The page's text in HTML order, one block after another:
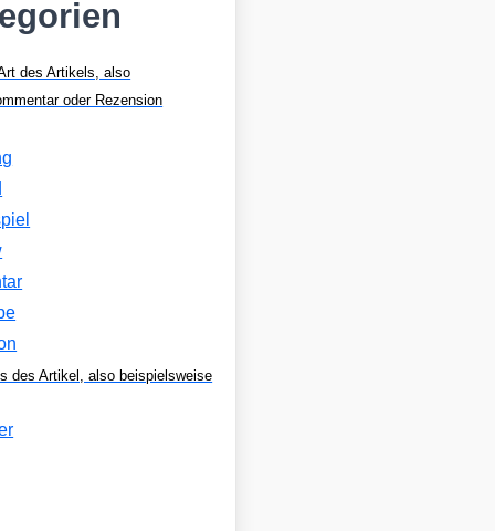
des Artikels, also
oder Rezension
des Artikel, also beispielsweise